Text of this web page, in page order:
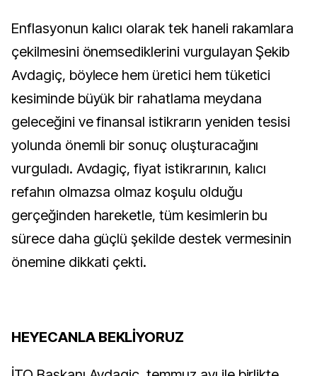
Enflasyonun kalıcı olarak tek haneli rakamlara
çekilmesini önemsediklerini vurgulayan Şekib
Avdagiç, böylece hem üretici hem tüketici
kesiminde büyük bir rahatlama meydana
geleceğini ve finansal istikrarın yeniden tesisi
yolunda önemli bir sonuç oluşturacağını
vurguladı. Avdagiç, fiyat istikrarının, kalıcı
refahın olmazsa olmaz koşulu olduğu
gerçeğinden hareketle, tüm kesimlerin bu
sürece daha güçlü şekilde destek vermesinin
önemine dikkati çekti.
HEYECANLA BEKLİYORUZ